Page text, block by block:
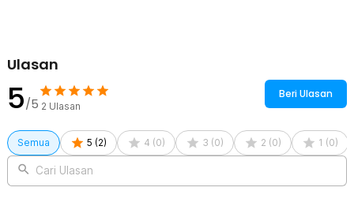
Ulasan
5/5 2 Ulasan
Beri Ulasan
Semua 5 (2) 4 (0) 3 (0) 2 (0) 1 (0)
Cari Ulasan